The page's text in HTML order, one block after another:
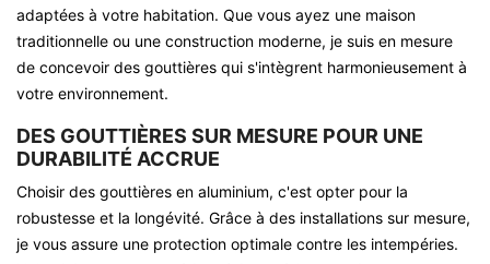
adaptées à votre habitation. Que vous ayez une maison
traditionnelle ou une construction moderne, je suis en mesure
de concevoir des gouttières qui s'intègrent harmonieusement à
votre environnement.
DES GOUTTIÈRES SUR MESURE POUR UNE
DURABILITÉ ACCRUE
Choisir des gouttières en aluminium, c'est opter pour la
robustesse et la longévité. Grâce à des installations sur mesure,
je vous assure une protection optimale contre les intempéries.